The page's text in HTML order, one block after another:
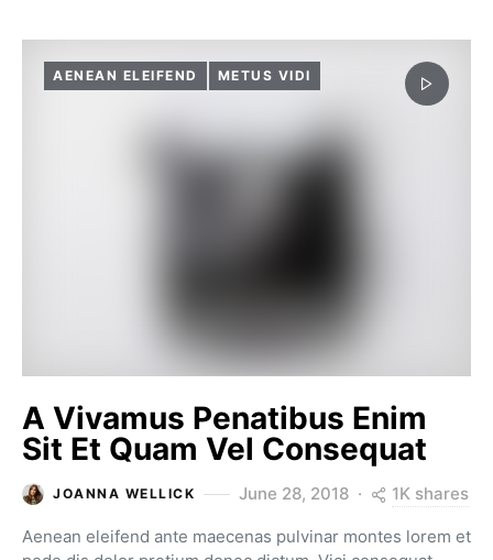
AENEAN ELEIFEND METUS VIDI
A Vivamus Penatibus Enim
Sit Et Quam Vel Consequat
JOANNA WELLICK June 28, 2018 1K shares
Aenean eleifend ante maecenas pulvinar montes lorem et